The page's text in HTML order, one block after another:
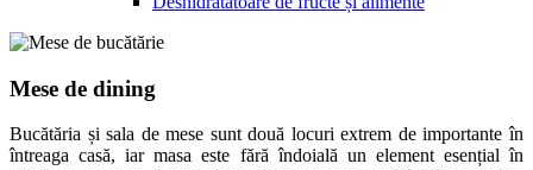
Mese de dining
Bucătăria și sala de mese sunt două locuri extrem de importante în
întreaga casă, iar masa este fără îndoială un element esențial în